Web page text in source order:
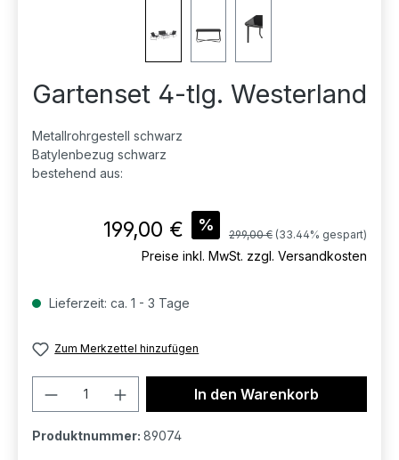
Gartenset 4-tlg. Westerland
Metallrohrgestell schwarz
Batylenbezug schwarz
bestehend aus:
Verkaufspreis:
199,00 € % Regulärer Preis:
299,00 € (33.44% gespart)
Preise inkl. MwSt. zzgl. Versandkosten
Lieferzeit: ca. 1 - 3 Tage
Zum Merkzettel hinzufügen
Produkt Anzahl: Gib den
In den Warenkorb
Produktnummer: 89074